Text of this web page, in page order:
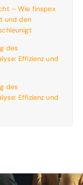
– Wie finspex
und den
des
Effizienz und
des
Effizienz und